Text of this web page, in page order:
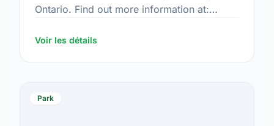
Ontario. Find out more information at:
Voir les détails
Park